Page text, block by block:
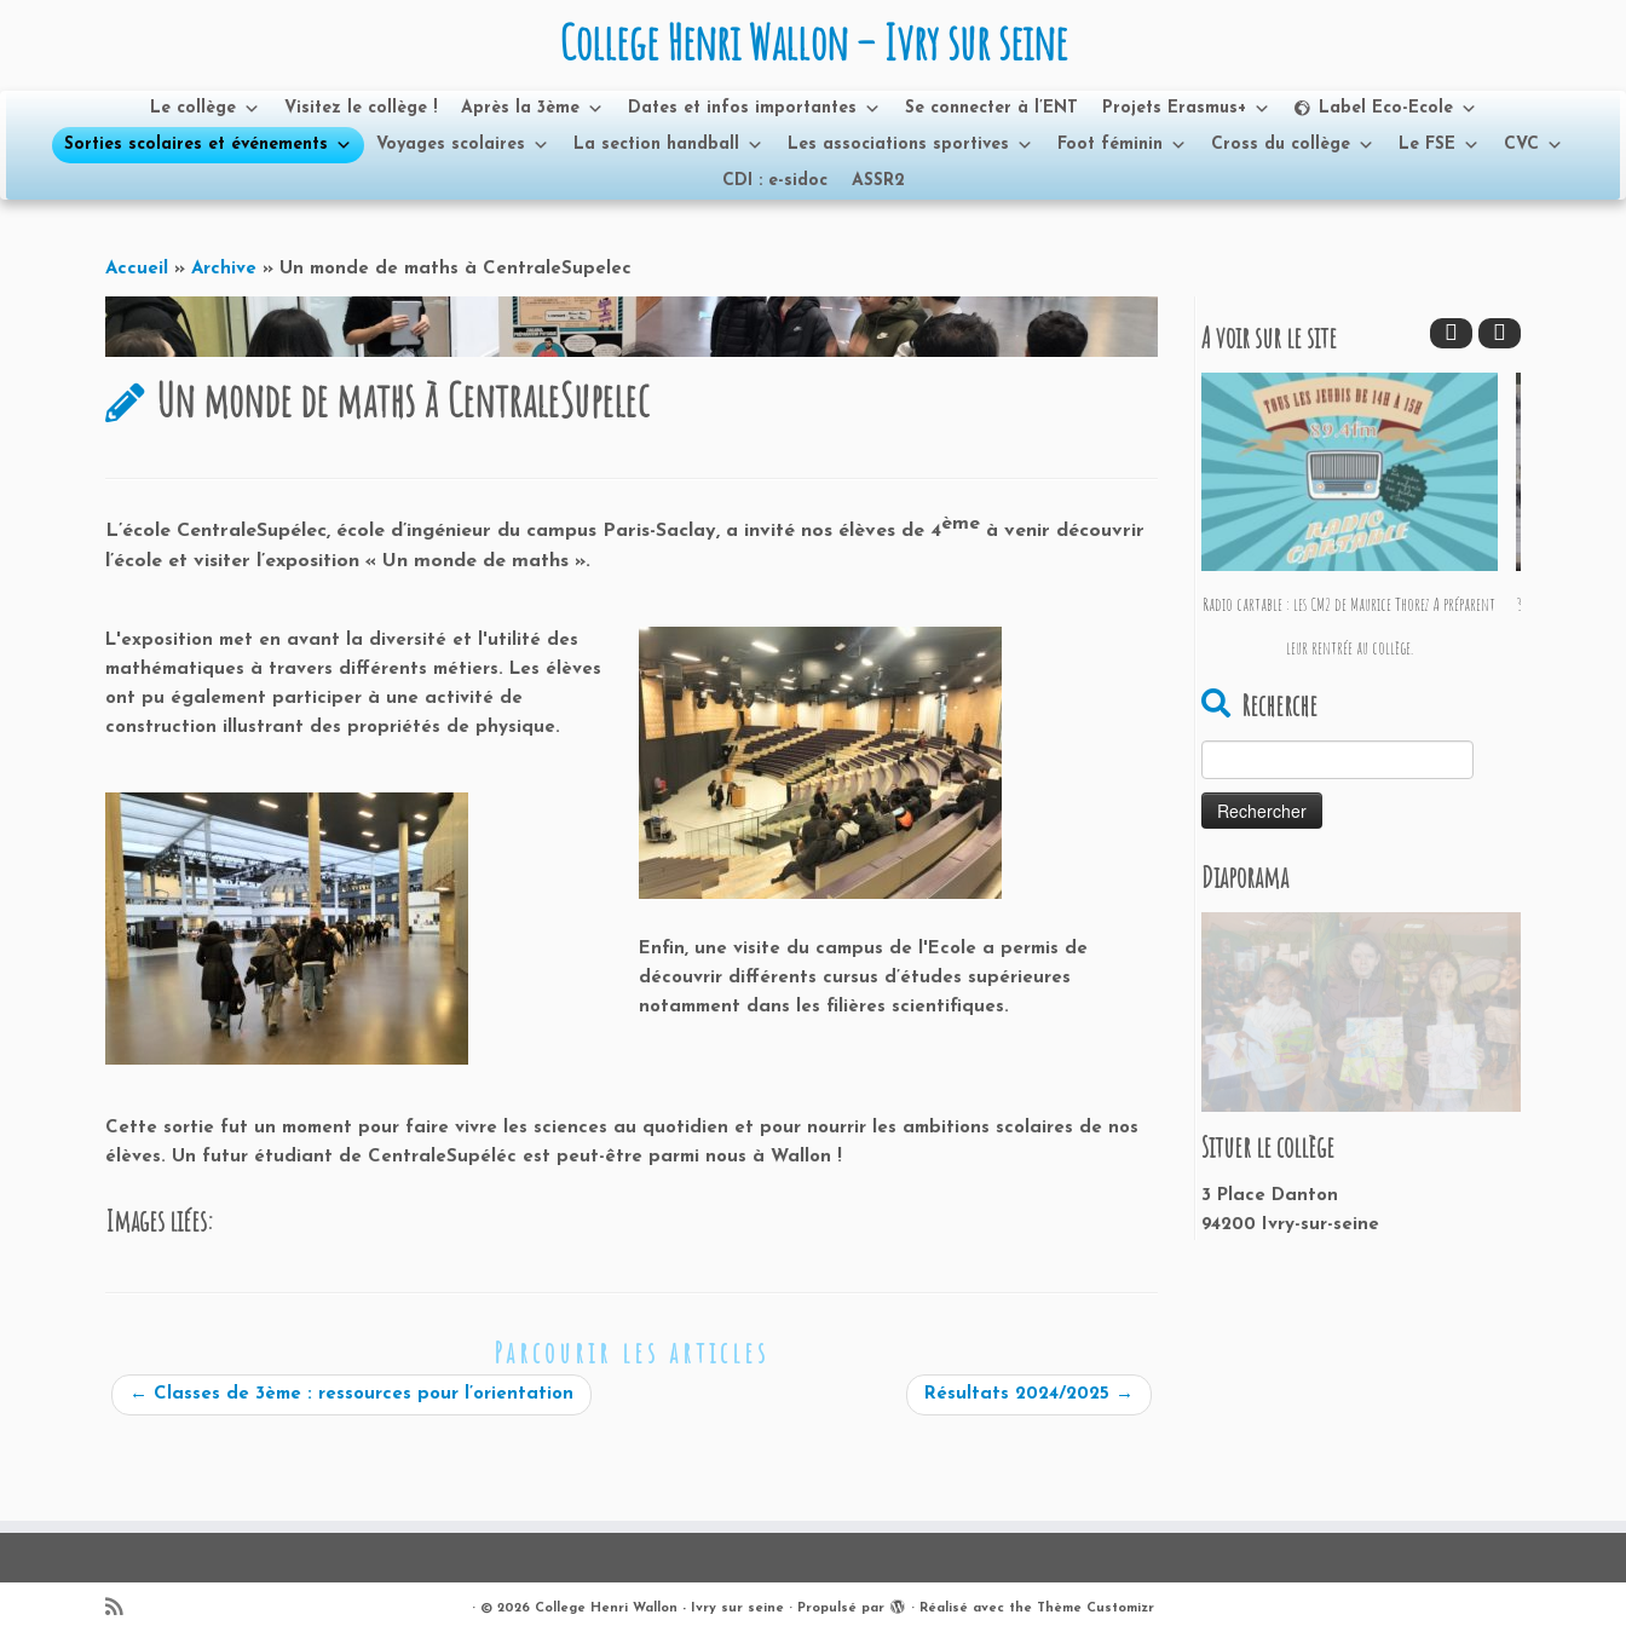
College Henri Wallon – Ivry sur seine
Le collège Visitez le collège ! Après la 3ème Dates et infos importantes Se connecter à l’ENT Projets Erasmus+
Label Eco-Ecole
Sorties scolaires et événements
Voyages scolaires La section handball Les associations sportives Foot féminin Cross du collège Le FSE
CVC
CDI : e-sidoc
ASSR2
Accueil » Archive » Un monde de maths à CentraleSupelec
Un monde de maths à CentraleSupelec
L’école CentraleSupélec, école d’ingénieur du campus Paris-Saclay, a invité nos élèves de 4ème à venir découvrir
l’école et visiter l’exposition « Un monde de maths ».
L'exposition met en avant la diversité et l'utilité des
mathématiques à travers différents métiers. Les élèves
ont pu également participer à une activité de
construction illustrant des propriétés de physique.
Enfin, une visite du campus de l'Ecole a permis de
découvrir différents cursus d’études supérieures
notamment dans les filières scientifiques.
Cette sortie fut un moment pour faire vivre les sciences au quotidien et pour nourrir les ambitions scolaires de nos
élèves. Un futur étudiant de CentraleSupéléc est peut-être parmi nous à Wallon !
Images liées:
Parcourir les articles
← Classes de 3ème : ressources pour l’orientation Résultats 2024/2025 →
A voir sur le site
Radio cartable : les CM2 de Maurice Thorez A préparent
leur rentrée au collège.
30ème
Recherche
Diaporama
Situer le collège
3 Place Danton
94200 Ivry-sur-seine
· © 2026 College Henri Wallon - Ivry sur seine · Propulsé par · Réalisé avec the Thème Customizr